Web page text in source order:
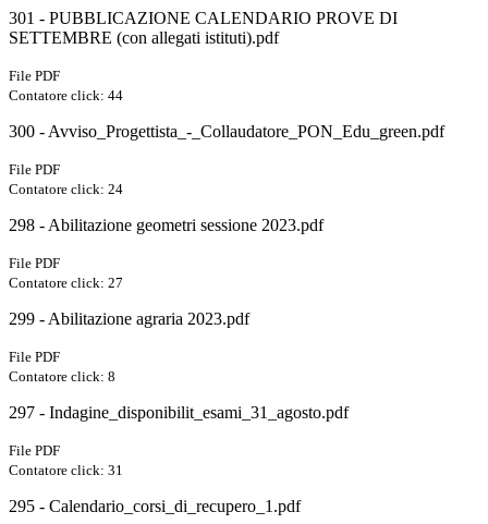
301 - PUBBLICAZIONE CALENDARIO PROVE DI
SETTEMBRE (con allegati istituti).pdf
File PDF
Contatore click: 44
300 - Avviso_Progettista_-_Collaudatore_PON_Edu_green.pdf
File PDF
Contatore click: 24
298 - Abilitazione geometri sessione 2023.pdf
File PDF
Contatore click: 27
299 - Abilitazione agraria 2023.pdf
File PDF
Contatore click: 8
297 - Indagine_disponibilit_esami_31_agosto.pdf
File PDF
Contatore click: 31
295 - Calendario_corsi_di_recupero_1.pdf